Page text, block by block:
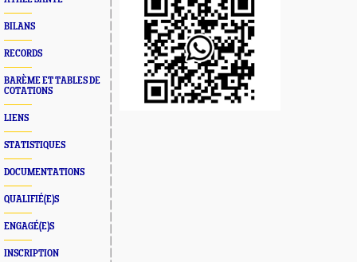
BILANS
RECORDS
BARÈME ET TABLES DE
COTATIONS
LIENS
STATISTIQUES
DOCUMENTATIONS
QUALIFIÉ(E)S
ENGAGÉ(E)S
INSCRIPTION